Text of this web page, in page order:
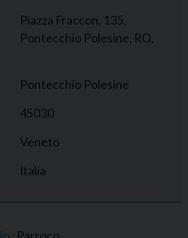
Piazza Fraccon, 135,
Pontecchio Polesine, RO,
Pontecchio Polesine
45030
Veneto
Italia